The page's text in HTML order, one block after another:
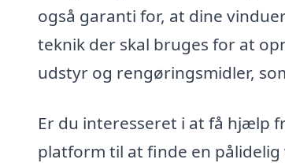
også garanti for, at dine
teknik der skal bruges for at
udstyr og rengøringsmidler,
Er du interesseret i at få hjælp
platform til at finde en pålidelig